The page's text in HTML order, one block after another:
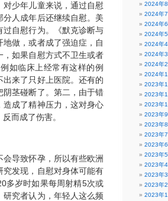
对少年儿童来说，通过自慰
人成年后还继续自慰。美
过自慰行为。《默克诊断与
做，或者成了强迫症，自
如果自慰方式不卫生或者
如临床上经常有这样的例
来了只好上医院。还有的
阴茎碰断了。第二，由于错
成了精神压力，这对身心
而成了伤害。
导致怀孕，所以有些欧洲
究发现，自慰对身体可能有
多岁时如果每周射精5次或
究者认为，年轻人这么频
2024年8
2024年7
2024年6
2024年5
2024年4
2024年3
2024年2
2024年1
2023年
2023年
2023年
2023年9
2023年8
2023年7
2023年6
2023年5
2023年4
2023年3
2023年2
2023年1